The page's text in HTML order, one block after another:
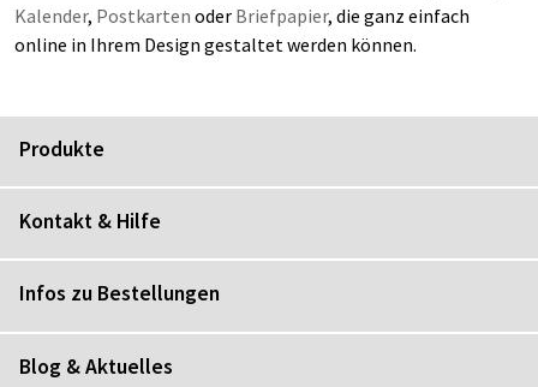
Kalender, Postkarten oder Briefpapier, die ganz einfach
online in Ihrem Design gestaltet werden können.
Produkte
Kontakt & Hilfe
Infos zu Bestellungen
Blog & Aktuelles